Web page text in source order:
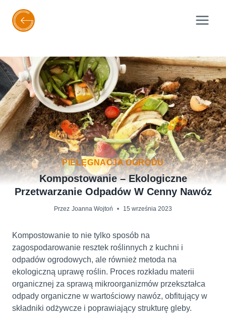
treści
PIELĘGNACJA OGRODU
Kompostowanie – Ekologiczne
Przetwarzanie Odpadów W Cenny Nawóz
Przez Joanna Wojtoń 15 września 2023
Kompostowanie to nie tylko sposób na
zagospodarowanie resztek roślinnych z kuchni i
odpadów ogrodowych, ale również metoda na
ekologiczną uprawę roślin. Proces rozkładu materii
organicznej za sprawą mikroorganizmów przekształca
odpady organiczne w wartościowy nawóz, obfitujący w
składniki odżywcze i poprawiający strukturę gleby.